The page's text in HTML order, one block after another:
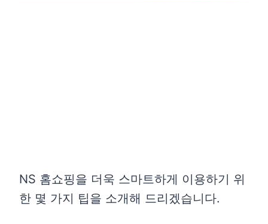
NS 홈쇼핑을 더욱 스마트하게 이용하기 위
한 몇 가지 팁을 소개해 드리겠습니다.